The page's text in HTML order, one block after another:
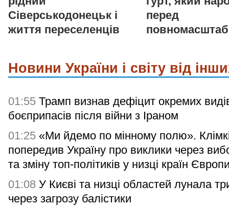
Сіверськодонецьк і
життя переселенців
перед
Новини України і світу від
01:55 Трамп визнав дефіцит окремих
боєприпасів після війни з Іраном
01:25 «Ми йдемо по мінному полю».
попередив Україну про виклики через
та зміну топ-політиків у низці країн
01:08 У Києві та низці областей лунала
через загрозу балістики